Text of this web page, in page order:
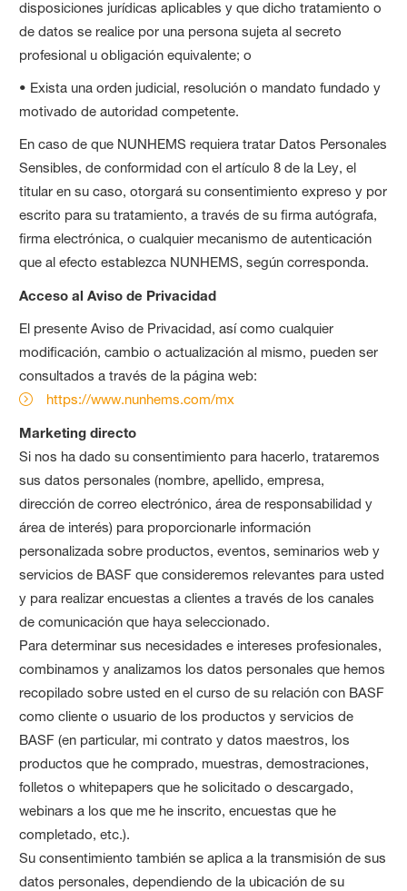
disposiciones jurídicas aplicables y que dicho tratamiento o
de datos se realice por una persona sujeta al secreto
profesional u obligación equivalente; o
• Exista una orden judicial, resolución o mandato fundado y
motivado de autoridad competente.
En caso de que NUNHEMS requiera tratar Datos Personales
Sensibles, de conformidad con el artículo 8 de la Ley, el
titular en su caso, otorgará su consentimiento expreso y por
escrito para su tratamiento, a través de su firma autógrafa,
firma electrónica, o cualquier mecanismo de autenticación
que al efecto establezca NUNHEMS, según corresponda.
Acceso al Aviso de Privacidad
El presente Aviso de Privacidad, así como cualquier
modificación, cambio o actualización al mismo, pueden ser
consultados a través de la página web:
https://www.nunhems.com/mx
Marketing directo
Si nos ha dado su consentimiento para hacerlo, trataremos
sus datos personales (nombre, apellido, empresa,
dirección de correo electrónico, área de responsabilidad y
área de interés) para proporcionarle información
personalizada sobre productos, eventos, seminarios web y
servicios de BASF que consideremos relevantes para usted
y para realizar encuestas a clientes a través de los canales
de comunicación que haya seleccionado.
Para determinar sus necesidades e intereses profesionales,
combinamos y analizamos los datos personales que hemos
recopilado sobre usted en el curso de su relación con BASF
como cliente o usuario de los productos y servicios de
BASF (en particular, mi contrato y datos maestros, los
productos que he comprado, muestras, demostraciones,
folletos o whitepapers que he solicitado o descargado,
webinars a los que me he inscrito, encuestas que he
completado, etc.).
Su consentimiento también se aplica a la transmisión de sus
datos personales, dependiendo de la ubicación de su